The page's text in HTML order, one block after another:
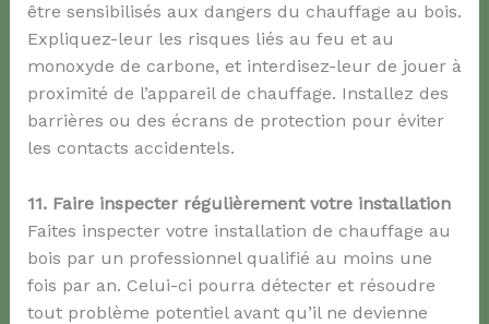
être sensibilisés aux dangers du chauffage au bois.
Expliquez-leur les risques liés au feu et au
monoxyde de carbone, et interdisez-leur de jouer à
proximité de l’appareil de chauffage. Installez des
barrières ou des écrans de protection pour éviter
les contacts accidentels.
11. Faire inspecter régulièrement votre installation
Faites inspecter votre installation de chauffage au
bois par un professionnel qualifié au moins une
fois par an. Celui-ci pourra détecter et résoudre
tout problème potentiel avant qu’il ne devienne